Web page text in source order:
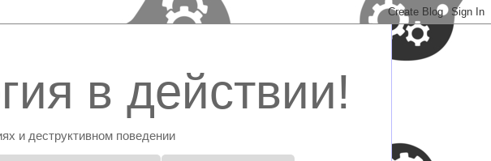
в действии!
и деструктивном поведении